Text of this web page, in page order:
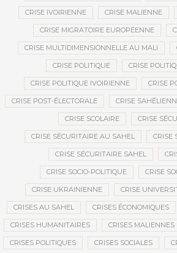
CRISE IVOIRIENNE CRISE MALIENNE
CRISE MIGRATOIRE EUROPÉENNE
CRISE MULTIDIMENSIONNELLE AU MALI
CRISE POLITIQUE CRISE
CRISE POLITIQUE IVOIRIENNE CRISE
CRISE POST-ÉLECTORALE CRISE
CRISE SCOLAIRE CRISE
CRISE SÉCURITAIRE AU SAHEL CRISE
CRISE SÉCURITAIRE SAHEL
CRISE SOCIO-POLITIQUE CRISE
CRISE UKRAINIENNE CRISE
CRISES AU SAHEL CRISES ÉCONOMIQUES
CRISES HUMANITAIRES CRISES MALIENNES
CRISES POLITIQUES CRISES SOCIALES